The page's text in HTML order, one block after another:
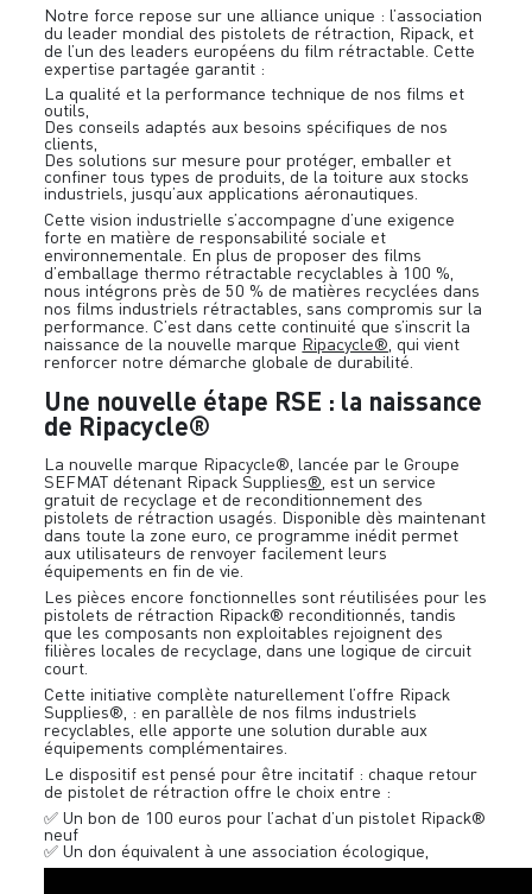
Notre force repose sur une alliance unique : l’association
du leader mondial des pistolets de rétraction, Ripack, et
de l’un des leaders européens du film rétractable. Cette
expertise partagée garantit :
La qualité et la performance technique de nos films et
outils,
Des conseils adaptés aux besoins spécifiques de nos
clients,
Des solutions sur mesure pour protéger, emballer et
confiner tous types de produits, de la toiture aux stocks
industriels, jusqu’aux applications aéronautiques.
Cette vision industrielle s’accompagne d’une exigence
forte en matière de responsabilité sociale et
environnementale. En plus de proposer des films
d’emballage thermo rétractable recyclables à 100 %,
nous intégrons près de 50 % de matières recyclées dans
nos films industriels rétractables, sans compromis sur la
performance. C’est dans cette continuité que s’inscrit la
naissance de la nouvelle marque Ripacycle®, qui vient
renforcer notre démarche globale de durabilité.
Une nouvelle étape RSE : la naissance
de Ripacycle®
La nouvelle marque Ripacycle®, lancée par le Groupe
SEFMAT détenant Ripack Supplies® , est un service
gratuit de recyclage et de reconditionnement des
pistolets de rétraction usagés. Disponible dès maintenant
dans toute la zone euro, ce programme inédit permet
aux utilisateurs de renvoyer facilement leurs
équipements en fin de vie.
Les pièces encore fonctionnelles sont réutilisées pour les
pistolets de rétraction Ripack® reconditionnés, tandis
que les composants non exploitables rejoignent des
filières locales de recyclage, dans une logique de circuit
court.
Cette initiative complète naturellement l’offre Ripack
Supplies®, : en parallèle de nos films industriels
recyclables, elle apporte une solution durable aux
équipements complémentaires.
Le dispositif est pensé pour être incitatif : chaque retour
de pistolet de rétraction offre le choix entre :
✅ Un bon de 100 euros pour l’achat d’un pistolet Ripack®
neuf
✅ Un don équivalent à une association écologique,